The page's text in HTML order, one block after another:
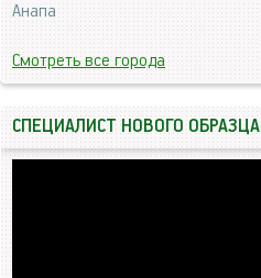
Анапа
Смотреть все города
СПЕЦИАЛИСТ НОВОГО ОБРАЗЦА